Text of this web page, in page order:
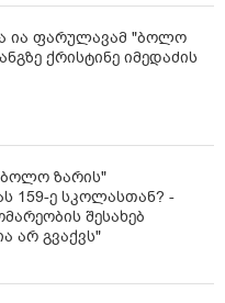
ია ფარულავამ "ბოლო
ქრისტინე იმედაძის
ზარის"
159-ე სკოლასთან? -
შესახებ
არ გვაქვს"